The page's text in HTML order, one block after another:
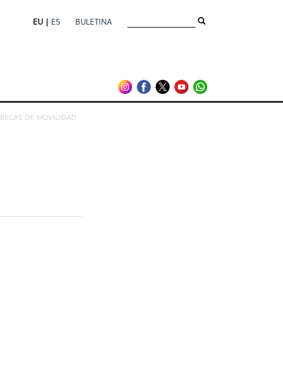
EU | ES BULETINA
BECAS DE MOVILIDAD